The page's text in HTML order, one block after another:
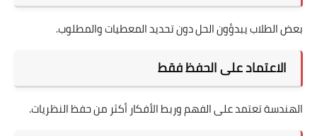
بعض الطلاب يبدؤون الحل دون تحديد المعطيات والمطلوب.
الاعتماد على الحفظ فقط
الهندسة تعتمد على الفهم وربط الأفكار أكثر من حفظ النظريات.